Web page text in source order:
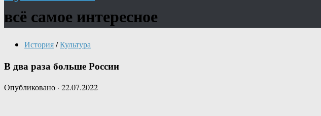
всё самое интересное
История/Культура
В два раза больше России
Опубликовано · 22.07.2022